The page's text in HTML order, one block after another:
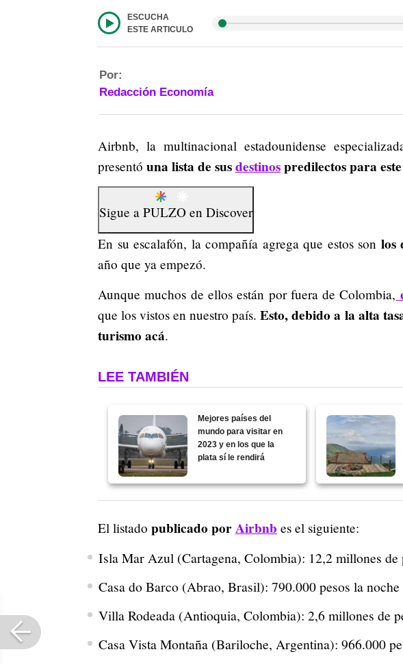
ESCUCHA
ESTE ARTICULO
Por:
Redacción Economía
Airbnb, la multinacional estadounidense
presentó una lista de susdestinospredilectos para
Sigue a PULZO en Discover
En su escalafón, la compañía agrega que estos son los
año que ya empezó.
Aunque muchos de ellos están por fuera de Colombia,
que los vistos en nuestro país. Esto, debido a la alta
turismo acá.
LEE TAMBIÉN
Mejores países del
mundo para visitar en
2023 y en los que la
plata sí le rendirá
El listado publicado porAirbnb es el siguiente:
Isla Mar Azul (Cartagena, Colombia): 12,2 millones de
Casa do Barco (Abrao, Brasil): 790.000 pesos la
Villa Rodeada (Antioquia, Colombia): 2,6 millones de
Casa Vista Montaña (Bariloche, Argentina): 966.000